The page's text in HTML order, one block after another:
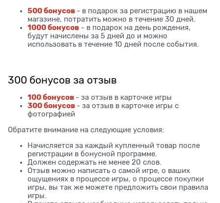
500 бонусов - в подарок за регистрацию в нашем
магазине, потратить можно в течение 30 дней.
1000 бонусов - в подарок на день рождения,
будут начислены за 5 дней до и можно
использовать в течение 10 дней после события.
300 бонусов за отзыв
100 бонусов - за отзыв в карточке игры
300 бонусов - за отзыв в карточке игры с
фотографией
Обратите внимание на следующие условия:
Начисляется за каждый купленный товар после
регистрации в бонусной программе.
Должен содержать не менее 20 слов.
Отзыв можно написать о самой игре, о ваших
ощущениях в процессе игры, о процессе покупки
игры, вы так же можете предложить свои правила
игры.